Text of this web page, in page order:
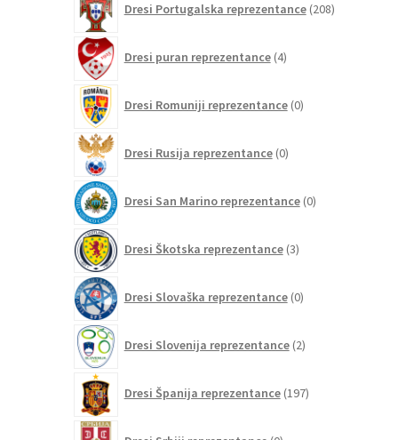
Dresi Portugalska reprezentance 208izdelkov
Dresi puran reprezentance 4izdelki
Dresi Romuniji reprezentance 0izdelkov
Dresi Rusija reprezentance 0izdelkov
Dresi San Marino reprezentance 0izdelkov
Dresi Škotska reprezentance 3izdelki
Dresi Slovaška reprezentance 0izdelkov
Dresi Slovenija reprezentance 2izdelka
Dresi Španija reprezentance 197izdelkov